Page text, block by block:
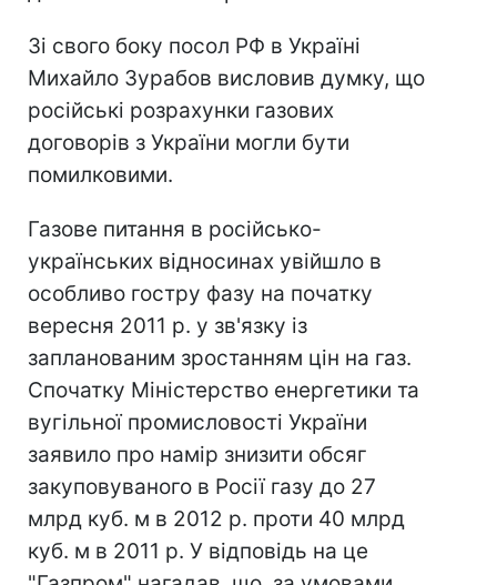
Зі свого боку посол РФ в Україні
Михайло Зурабов висловив думку, що
російські розрахунки газових
договорів з України могли бути
помилковими.
Газове питання в російсько-
українських відносинах увійшло в
особливо гостру фазу на початку
вересня 2011 р. у зв'язку із
запланованим зростанням цін на газ.
Спочатку Міністерство енергетики та
вугільної промисловості України
заявило про намір знизити обсяг
закуповуваного в Росії газу до 27
млрд куб. м в 2012 р. проти 40 млрд
куб. м в 2011 р. У відповідь на це